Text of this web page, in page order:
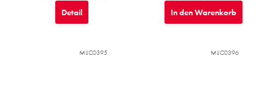
Detail In den Warenkorb
MIJC0395 MIJC0396